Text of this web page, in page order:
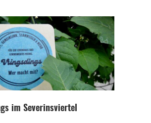
im Severinsviertel